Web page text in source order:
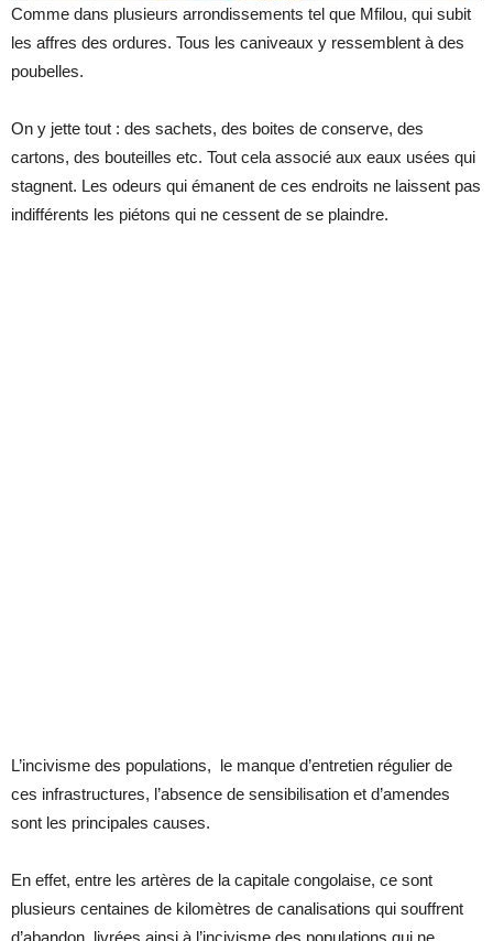
Comme dans plusieurs arrondissements tel que Mfilou, qui subit
les affres des ordures. Tous les caniveaux y ressemblent à des
poubelles.
On y jette tout : des sachets, des boites de conserve, des
cartons, des bouteilles etc. Tout cela associé aux eaux usées qui
stagnent. Les odeurs qui émanent de ces endroits ne laissent pas
indifférents les piétons qui ne cessent de se plaindre.
L’incivisme des populations, le manque d’entretien régulier de
ces infrastructures, l’absence de sensibilisation et d’amendes
sont les principales causes.
En effet, entre les artères de la capitale congolaise, ce sont
plusieurs centaines de kilomètres de canalisations qui souffrent
d’abandon, livrées ainsi à l’incivisme des populations qui ne